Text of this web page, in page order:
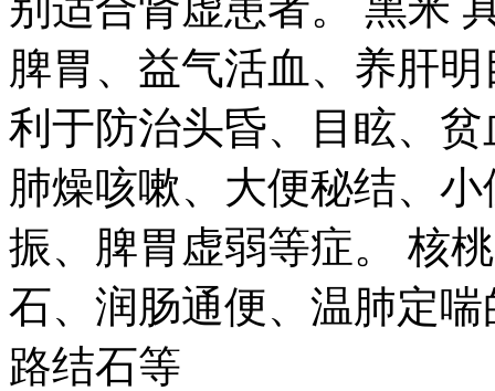
脾胃、益气活血、养肝
利于防治头昏、目眩、
肺燥咳嗽、大便秘结、
振、脾胃虚弱等症。 核
石、润肠通便、温肺定
路结石等